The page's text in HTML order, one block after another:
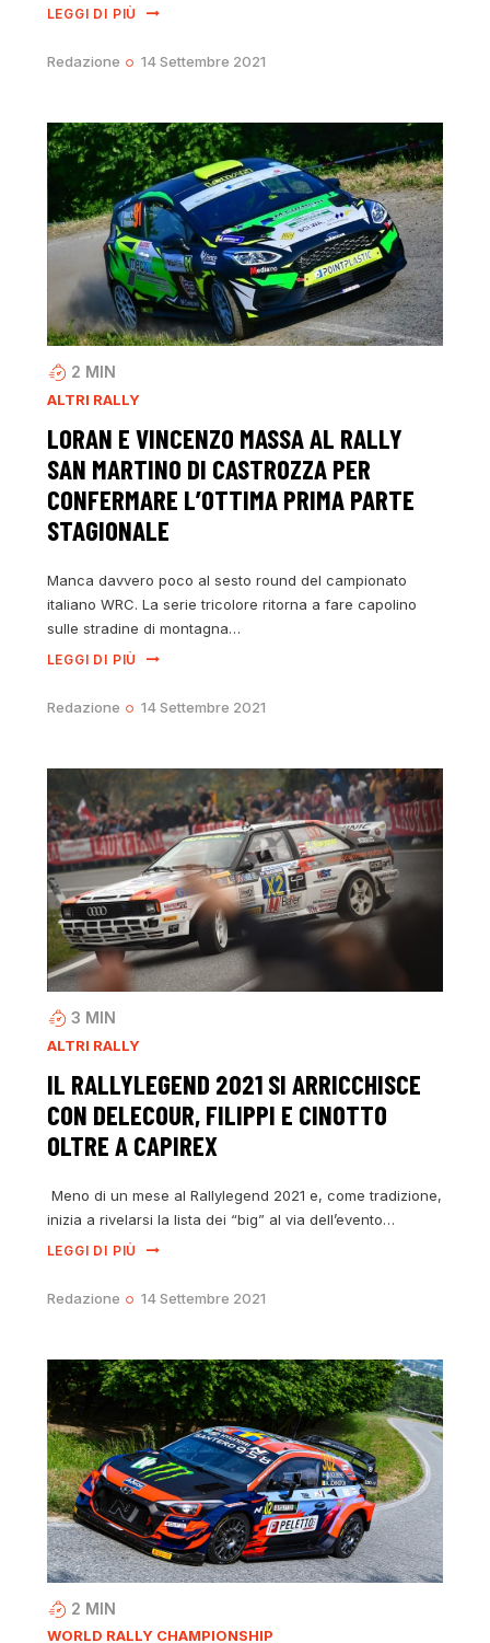
LEGGI DI PIÙ
Redazione 14 Settembre 2021
2 MIN
ALTRI RALLY
LORAN E VINCENZO MASSA AL RALLY
SAN MARTINO DI CASTROZZA PER
CONFERMARE L’OTTIMA PRIMA PARTE
STAGIONALE
Manca davvero poco al sesto round del campionato
italiano WRC. La serie tricolore ritorna a fare capolino
sulle stradine di montagna…
LEGGI DI PIÙ
Redazione 14 Settembre 2021
3 MIN
ALTRI RALLY
IL RALLYLEGEND 2021 SI ARRICCHISCE
CON DELECOUR, FILIPPI E CINOTTO
OLTRE A CAPIREX
Meno di un mese al Rallylegend 2021 e, come tradizione,
inizia a rivelarsi la lista dei “big” al via dell’evento…
LEGGI DI PIÙ
Redazione 14 Settembre 2021
2 MIN
WORLD RALLY CHAMPIONSHIP